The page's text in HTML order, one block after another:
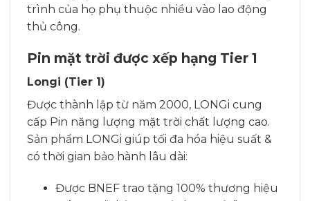
trình của họ phụ thuộc nhiều vào lao động
thủ công.
Pin mặt trời được xếp hạng Tier 1
Longi (Tier 1)
Được thành lập từ năm 2000, LONGi cung
cấp Pin năng lượng mặt trời chất lượng cao.
Sản phẩm LONGi giúp tối đa hóa hiệu suất &
có thời gian bảo hành lâu dài:
Được BNEF trao tặng 100% thương hiệu